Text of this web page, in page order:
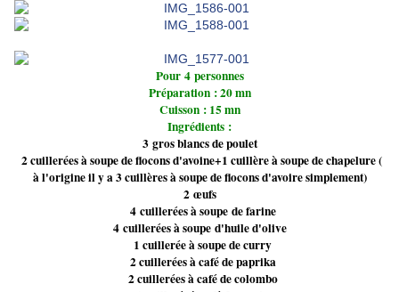
Pour 4 personnes
Préparation : 20 mn
Cuisson : 15 mn
Ingrédients :
3 gros blancs de poulet
2 cuillerées à soupe de flocons d'avoine+1 cuillère à soupe de chapelure (
à l'origine il y a 3 cuillères à soupe de flocons d'avoire simplement)
2 œufs
4 cuillerées à soupe de farine
4 cuillerées à soupe d'huile d'olive
1 cuillerée à soupe de curry
2 cuillerées à café de paprika
2 cuillerées à café de colombo